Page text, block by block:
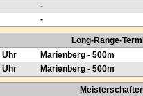
-
-
Long-Range-
Uhr
Marienberg - 500m
Uhr Marienberg - 500m